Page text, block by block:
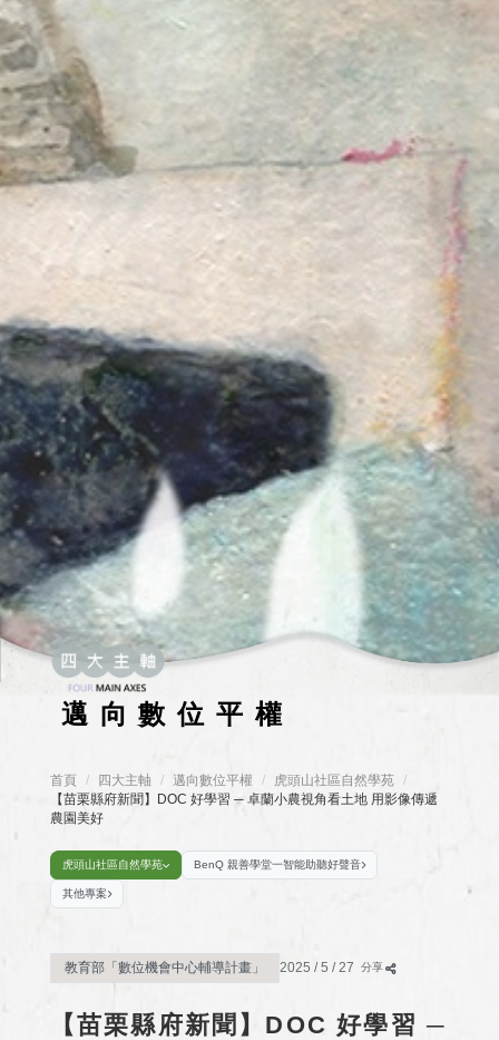
邁向數位平權
首頁 / 四大主軸 / 邁向數位平權 / 虎頭山社區自然學苑 /
【苗栗縣府新聞】DOC 好學習 ─ 卓蘭小農視角看土地 用影像傳遞
農園美好
虎頭山社區自然學苑 BenQ 親善學堂一智能助聽好聲音
其他專案
教育部「數位機會中心輔導計畫」 2025 / 5 / 27 分享
【苗栗縣府新聞】DOC 好學習 ─